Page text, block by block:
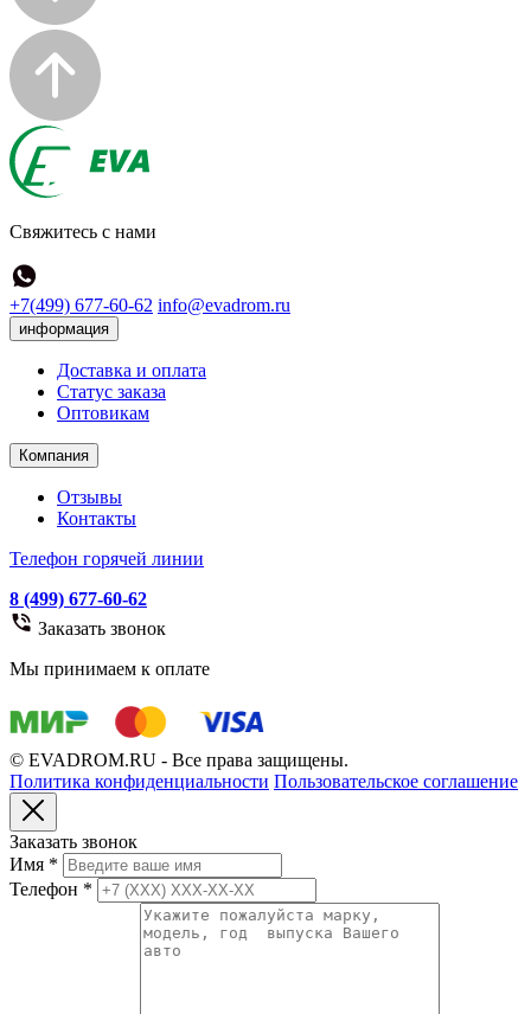
Свяжитесь с нами
+7(499) 677-60-62 info@evadrom.ru
информация
Доставка и оплата
Статус заказа
Оптовикам
Компания
Отзывы
Контакты
Телефон горячей линии
8 (499) 677-60-62
Заказать звонок
Мы принимаем к оплате
© EVADROM.RU - Все права защищены.
Политика конфиденциальности Пользовательское соглашение
Заказать звонок
Имя *
Телефон *